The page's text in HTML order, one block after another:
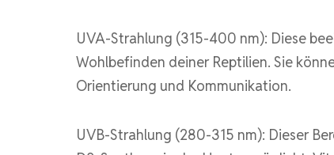
UVA-Strahlung (315-400 nm): Diese
Wohlbefinden deiner Reptilien. Sie
Orientierung und Kommunikation.
UVB-Strahlung (280-315 nm): Dieser